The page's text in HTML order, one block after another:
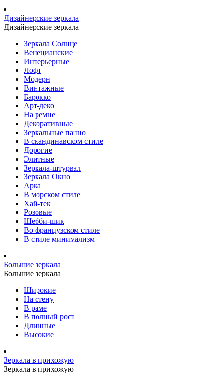
Дизайнерские зеркала
Дизайнерские зеркала
Зеркала Солнце
Венецианские
Интерьерные
Лофт
Модерн
Винтажные
Барокко
Арт-деко
На ремне
Декоративные
Зеркальные панно
В скандинавском стиле
Дорогие
Элитные
Зеркала-штурвал
Зеркала Окно
Арка
В морском стиле
Хай-тек
Розовые
Шебби-шик
Во французском стиле
В стиле минимализм
Большие зеркала
Большие зеркала
Широкие
На стену
В раме
В полный рост
Длинные
Высокие
Зеркала в прихожую
Зеркала в прихожую